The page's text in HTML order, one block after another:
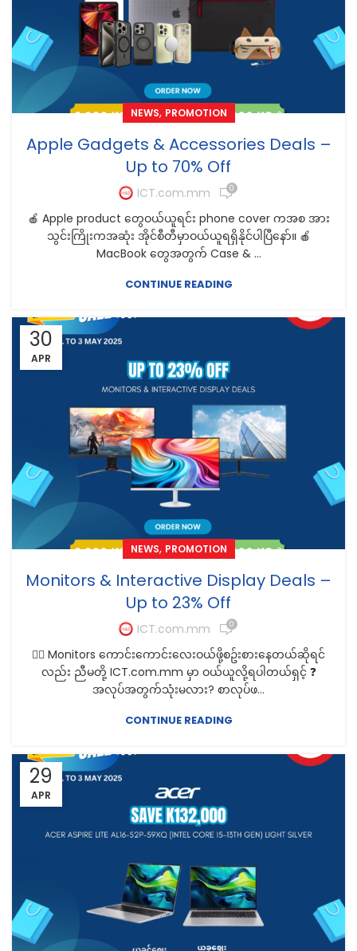
NEWS, PROMOTION
Apple Gadgets & Accessories Deals –
Up to 70% Off
ICT.com.mm 0
🍎 Apple product တွေဝယ်ယူရင်း phone cover ကအစ အား
သွင်းကြိုးကအဆုံး အိုင်စီတီမှာဝယ်ယူရရှိနိုင်ပါပြီနော်။ 🍎
MacBook တွေအတွက် Case & ...
CONTINUE READING
30
APR
NEWS, PROMOTION
Monitors & Interactive Display Deals –
Up to 23% Off
ICT.com.mm 0
🤷‍♀️ Monitors ကောင်းကောင်းလေးဝယ်ဖို့စဥ်းစားနေတယ်ဆိုရင်
လည်း ညီမတို့ ICT.com.mm မှာ ဝယ်ယူလို့ရပါတယ်ရှင့် ❓
အလုပ်အတွက်သုံးမလား? စာလုပ်ဖ...
CONTINUE READING
29
APR